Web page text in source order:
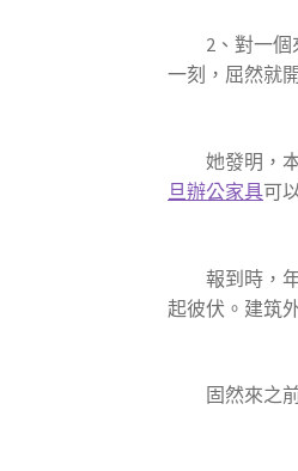
2、對一個來
一刻，屈然就
她發明，本
旦辦公家具可
報到時，年
起彼伏。建筑
固然來之前